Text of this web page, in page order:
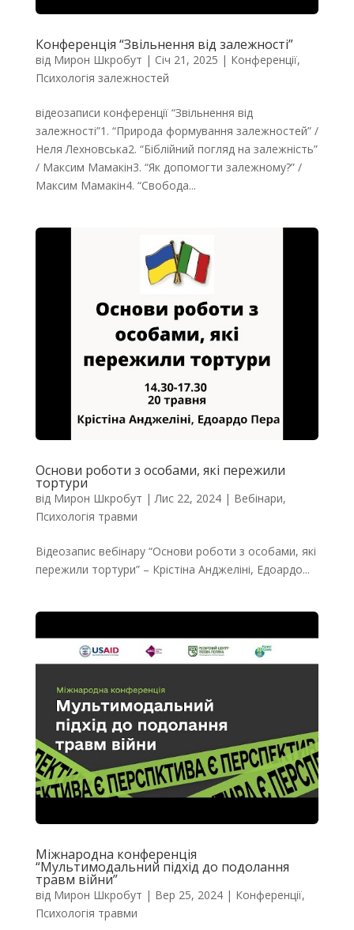
Конференція “Звільнення від залежності”
від Мирон Шкробут | Січ 21, 2025 | Конференції,
Психологія залежностей
відеозаписи конференції “Звільнення від
залежності”1. “Природа формування залежностей” /
Неля Лехновська2. “Біблійний погляд на залежність”
/ Максим Мамакін3. “Як допомогти залежному?” /
Максим Мамакін4. “Свобода...
Основи роботи з особами, які пережили
тортури
від Мирон Шкробут |Лис 22, 2024| Вебінари,
Психологія травми
Відеозапис вебінару “Основи роботи з особами, які
пережили тортури” – Крістіна Анджеліні, Едоардо...
Міжнародна конференція
“Мультимодальний підхід до подолання
травм війни”
від Мирон Шкробут | Вер 25, 2024| Конференції,
Психологія травми